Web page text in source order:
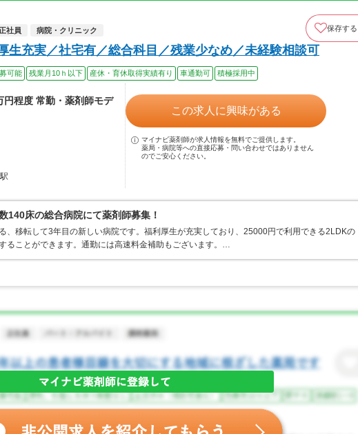
社員 病院・クリニック 保存する
生充実／社宅有／総合科目／残業少なめ／未経験相談可
可能 残業月10ｈ以下 産休・育休取得実績有り 車通勤可 積極採用中
円程度 常勤・薬剤師モデ
この求人に興味がある
マイナビ薬剤師が求人情報を無料でご提供します。
薬局・病院等への直接応募・問い合わせではありません
のでご安心ください。
140床の総合病院にて薬剤師募集！
、移転して3年目の新しい病院です。福利厚生が充実しており、25000円で利用できる2LDKの
ることができます。通勤には高速料金補助もございます。…